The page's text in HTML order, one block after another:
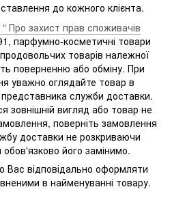
до кожного клієнта.
" Про захист прав споживачів
парфумно-косметичні товари
товарів належної
поверненню або обміну. При
уважно оглядайте товар в
служби доставки.
зовнішній вигляд або товар не
поверніть замовлення
доставки не розкриваючи
його замінимо.
Вас відповідально оформляти
в найменуванні товару.